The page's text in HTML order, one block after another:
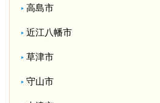
高島市
近江八幡市
草津市
守山市